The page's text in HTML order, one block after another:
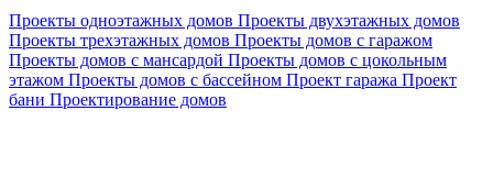
Проекты одноэтажных домов Проекты двухэтажных домов
Проекты трехэтажных домов Проекты домов с гаражом
Проекты домов с мансардой Проекты домов с цокольным
этажом Проекты домов с бассейном Проект гаража Проект
бани Проектирование домов